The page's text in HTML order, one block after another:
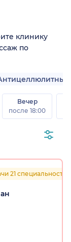
клинику
по
Вечер
после 18:00
21 специальностей